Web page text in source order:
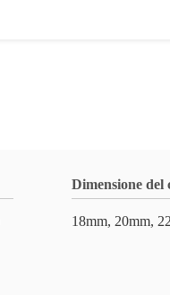
Dimensione del
18mm, 20mm,